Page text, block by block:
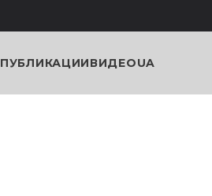
ПУБЛИКАЦИИВИДЕОUA